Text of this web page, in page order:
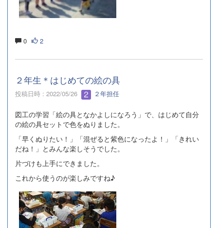
0 2
２年生＊はじめての絵の具
投稿日時 : 2022/05/26 ２年担任
図工の学習「絵の具となかよしになろう」で、はじめて自分
の絵の具セットで色をぬりました。
「早くぬりたい！」「混ぜると紫色になったよ！」「きれい
だね！」とみんな楽しそうでした。
片づけも上手にできました。
これから使うのが楽しみですね♪